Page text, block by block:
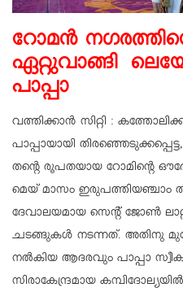
റോമന്‍
ഏറ്റുവാങ്ങി
പാപ്പാ
വത്തിക്കാന്‍ സിറ്റി :
പാപ്പായായി
തന്റെ രൂപതയായ റോമിന്റെ
മെയ് മാസം ഇരുപത്തിയഞ്ചാം
ദേവാലയമായ സെന്റ് ജോണ്‍
ചടങ്ങുകള്‍ നടന്നത്. അതിനു
നല്‍കിയ ആദരവും പാപ്പാ
സിരാകേന്ദ്രമായ